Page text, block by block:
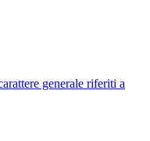
generale riferiti a